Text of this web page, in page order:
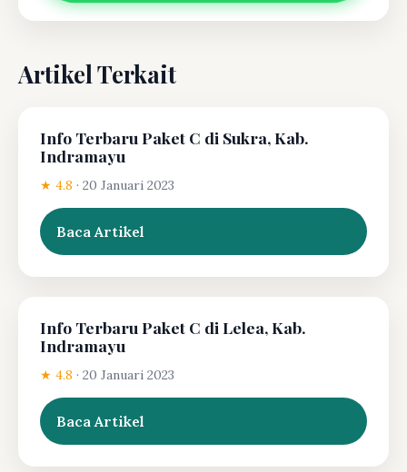
Artikel Terkait
Info Terbaru Paket C di Sukra, Kab.
Indramayu
★ 4.8 · 20 Januari 2023
Baca Artikel
Info Terbaru Paket C di Lelea, Kab.
Indramayu
★ 4.8 · 20 Januari 2023
Baca Artikel